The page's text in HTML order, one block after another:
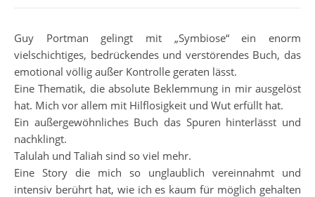
Guy Portman gelingt mit „Symbiose“ ein enorm
vielschichtiges, bedrückendes und verstörendes Buch, das
emotional völlig außer Kontrolle geraten lässt.
Eine Thematik, die absolute Beklemmung in mir ausgelöst
hat. Mich vor allem mit Hilflosigkeit und Wut erfüllt hat.
Ein außergewöhnliches Buch das Spuren hinterlässt und
nachklingt.
Talulah und Taliah sind so viel mehr.
Eine Story die mich so unglaublich vereinnahmt und
intensiv berührt hat, wie ich es kaum für möglich gehalten